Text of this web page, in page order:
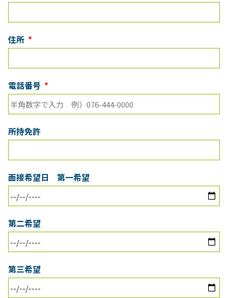
住所
電話番号
所持免許
面接希望日 第一希望
第二希望
第三希望